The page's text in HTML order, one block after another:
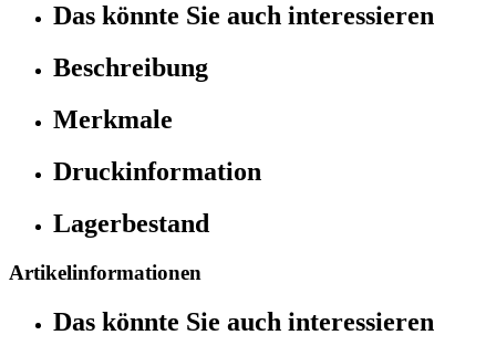
Das könnte Sie auch interessieren
Beschreibung
Merkmale
Druckinformation
Lagerbestand
Artikelinformationen
Das könnte Sie auch interessieren